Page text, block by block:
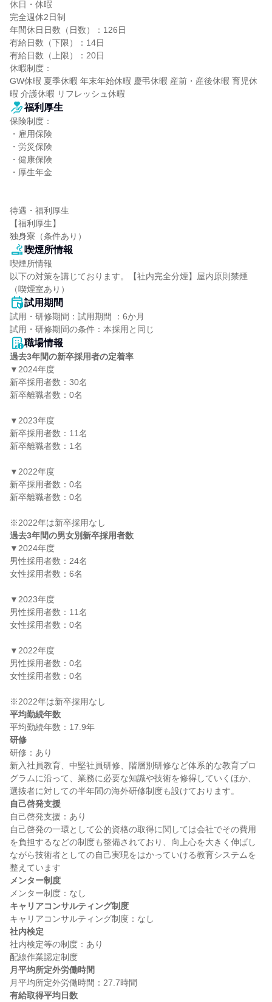
休日・休暇
完全週休2日制
年間休日日数（日数）：126日
有給日数（下限）：14日
有給日数（上限）：20日
休暇制度：
GW休暇 夏季休暇 年末年始休暇 慶弔休暇 産前・産後休暇 育児休
暇 介護休暇 リフレッシュ休暇
福利厚生
保険制度：
・雇用保険
・労災保険
・健康保険
・厚生年金
待遇・福利厚生
【福利厚生】
独身寮（条件あり）
喫煙所情報
喫煙所情報
以下の対策を講じております。【社内完全分煙】屋内原則禁煙
（喫煙室あり）
試用期間
試用・研修期間：試用期間 ：6か月
職場情報
過去3年間の新卒採用者の定着率
▼2024年度
新卒採用者数：30名
新卒離職者数：0名
▼2023年度
新卒採用者数：11名
新卒離職者数：1名
▼2022年度
新卒採用者数：0名
新卒離職者数：0名
過去3年間の男女別新卒採用者数
▼2024年度
男性採用者数：24名
女性採用者数：6名
▼2023年度
男性採用者数：11名
女性採用者数：0名
▼2022年度
男性採用者数：0名
女性採用者数：0名
平均勤続年数
研修
研修：あり
新入社員教育、中堅社員研修、階層別研修など体系的な教育プロ
グラムに沿って、業務に必要な知識や技術を修得していくほか、
自己啓発支援
自己啓発支援：あり
自己啓発の一環として公的資格の取得に関しては会社でその費用
を負担するなどの制度も整備されており、向上心を大きく伸ばし
ながら技術者としての自己実現をはかっていける教育システムを
メンター制度
キャリアコンサルティング制度
社内検定
社内検定等の制度：あり
月平均所定外労働時間
有給取得平均日数